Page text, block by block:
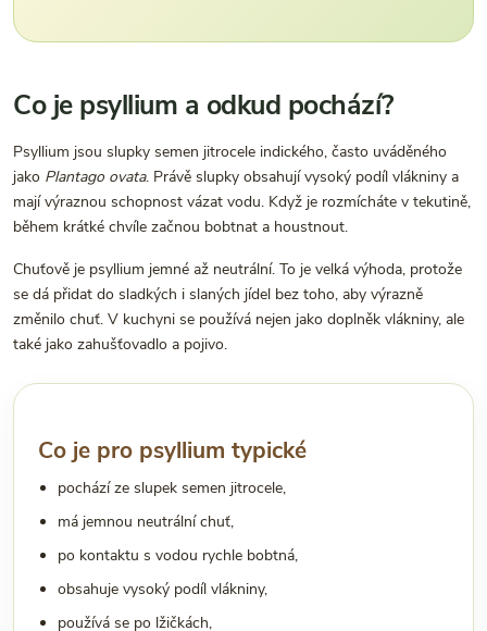
Co je psyllium a odkud pochází?
Psyllium jsou slupky semen jitrocele indického, často uváděného
jako Plantago ovata. Právě slupky obsahují vysoký podíl vlákniny a
mají výraznou schopnost vázat vodu. Když je rozmícháte v tekutině,
během krátké chvíle začnou bobtnat a houstnout.
Chuťově je psyllium jemné až neutrální. To je velká výhoda, protože
se dá přidat do sladkých i slaných jídel bez toho, aby výrazně
změnilo chuť. V kuchyni se používá nejen jako doplněk vlákniny, ale
také jako zahušťovadlo a pojivo.
Co je pro psyllium typické
pochází ze slupek semen jitrocele,
má jemnou neutrální chuť,
po kontaktu s vodou rychle bobtná,
obsahuje vysoký podíl vlákniny,
používá se po lžičkách,